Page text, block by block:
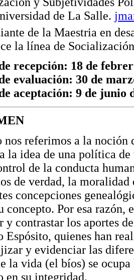
de La Salle.
de la Maestria en
la línea de
recepción: 18 de
evaluación: 30 de
aceptación: 9 de junio
nos referimos a la
la idea de una política
de la conducta
de verdad, la
concepciones
concepto. Por esa
y contrastar los aportes
Espósito, quienes han
y evidenciar las
la vida (el bíos) se
en su integridad.